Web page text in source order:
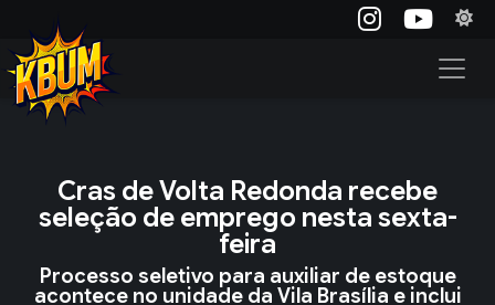
Cras de Volta Redonda recebe
seleção de emprego nesta sexta-
feira
Processo seletivo para auxiliar de estoque
acontece no unidade da Vila Brasília e inclui